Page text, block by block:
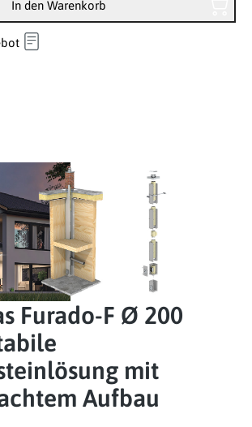
In den Warenkorb
Furado-F Ø 200
mit
Aufbau